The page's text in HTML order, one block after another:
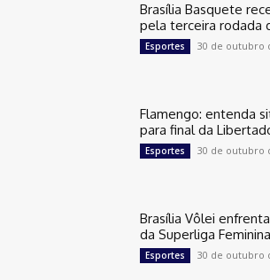
Brasília Basquete
pela terceira rodada
Esportes 30 de outubro
Flamengo: entenda
para final da
Esportes 30 de outubro
Brasília Vôlei
da Superliga Feminina
Esportes 30 de outubro